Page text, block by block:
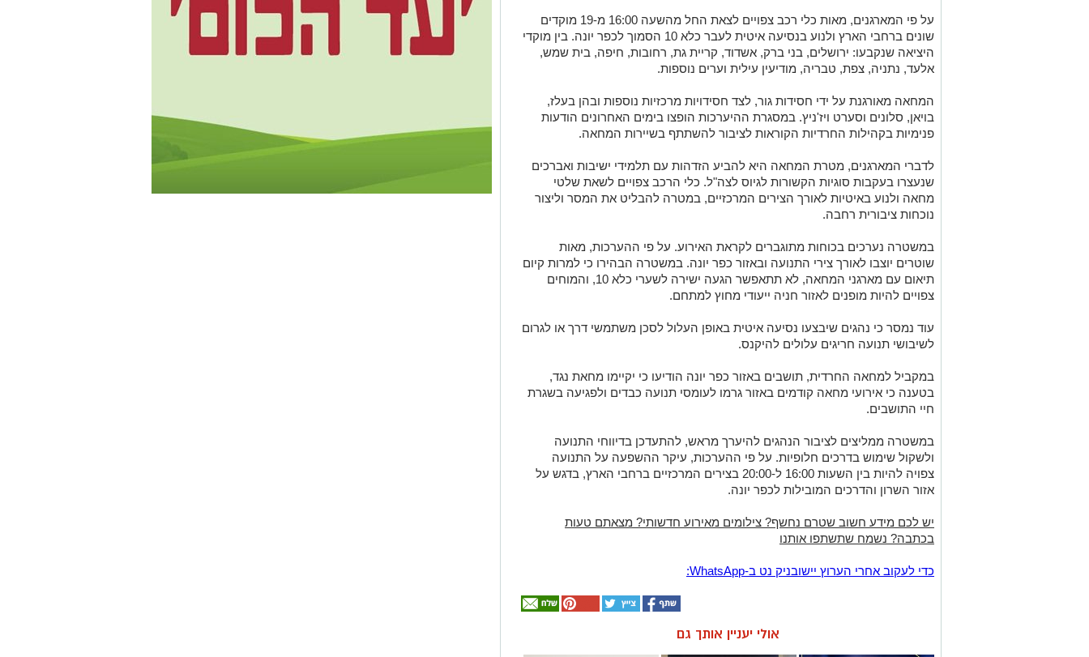
על פי המארגנים, מאות כלי רכב צפויים לצאת החל מהשעה 16:00 מ-19 מוקדים
שונים ברחבי הארץ ולנוע בנסיעה איטית לעבר כלא 10 הסמוך לכפר יונה. בין מוקדי
היציאה שנקבעו: ירושלים, בני ברק, אשדוד, קריית גת, רחובות, חיפה, בית שמש,
אלעד, נתניה, צפת, טבריה, מודיעין עילית וערים נוספות.
המחאה מאורגנת על ידי חסידות גור, לצד חסידויות מרכזיות נוספות ובהן בעלז,
בויאן, סלונים וסערט ויז'ניץ. במסגרת ההיערכות הופצו בימים האחרונים הודעות
פנימיות בקהילות החרדיות הקוראות לציבור להשתתף בשיירות המחאה.
לדברי המארגנים, מטרת המחאה היא להביע הזדהות עם תלמידי ישיבות ואברכים
שנעצרו בעקבות סוגיות הקשורות לגיוס לצה"ל. כלי הרכב צפויים לשאת שלטי
מחאה ולנוע באיטיות לאורך הצירים המרכזיים, במטרה להבליט את המסר וליצור
נוכחות ציבורית רחבה.
במשטרה נערכים בכוחות מתוגברים לקראת האירוע. על פי ההערכות, מאות
שוטרים יוצבו לאורך צירי התנועה ובאזור כפר יונה. במשטרה הבהירו כי למרות קיום
תיאום עם מארגני המחאה, לא תתאפשר הגעה ישירה לשערי כלא 10, והמוחים
צפויים להיות מופנים לאזור חניה ייעודי מחוץ למתחם.
עוד נמסר כי נהגים שיבצעו נסיעה איטית באופן העלול לסכן משתמשי דרך או לגרום
לשיבושי תנועה חריגים עלולים להיקנס.
במקביל למחאה החרדית, תושבים באזור כפר יונה הודיעו כי יקיימו מחאת נגד,
בטענה כי אירועי מחאה קודמים באזור גרמו לעומסי תנועה כבדים ולפגיעה בשגרת
חיי התושבים.
במשטרה ממליצים לציבור הנהגים להיערך מראש, להתעדכן בדיווחי התנועה
ולשקול שימוש בדרכים חלופיות. על פי ההערכות, עיקר ההשפעה על התנועה
צפויה להיות בין השעות 16:00 ל-20:00 בצירים המרכזיים ברחבי הארץ, בדגש על
אזור השרון והדרכים המובילות לכפר יונה.
יש לכם מידע חשוב שטרם נחשף? צילומים מאירוע חדשותי? מצאתם טעות
בכתבה? נשמח שתשתפו אותנו
‏כדי לעקוב אחרי הערוץ יישובניק נט ב-WhatsApp:‏‏‏
אולי יעניין אותך גם